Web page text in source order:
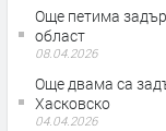
Още петима
област
08.04.2026
Още двама са
Хасковско
04.04.2026